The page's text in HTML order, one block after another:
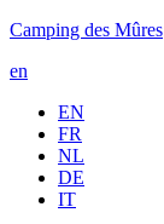
Camping des Mûres
en
EN
FR
NL
DE
IT